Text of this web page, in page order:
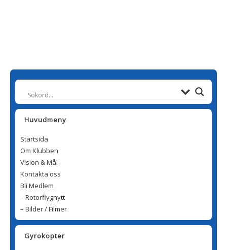
Huvudmeny
Startsida
Om Klubben
Vision & Mål
Kontakta oss
Bli Medlem
– Rotorflygnytt
– Bilder / Filmer
Gyrokopter